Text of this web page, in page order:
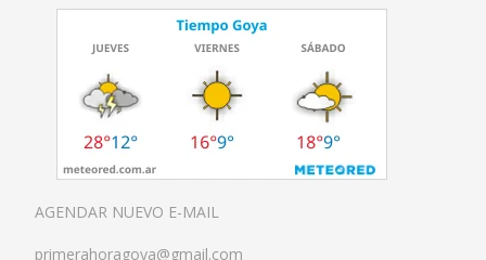
AGENDAR NUEVO E-MAIL
primerahoragoya@gmail.com